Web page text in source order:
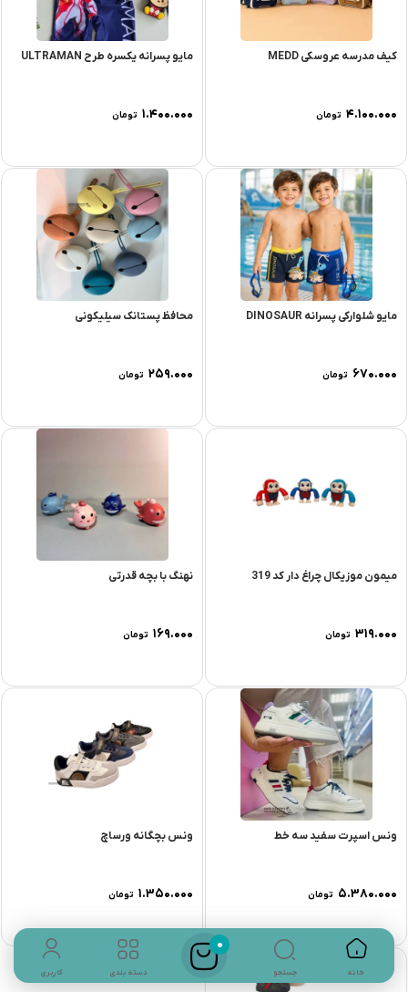
کیف مدرسه عروسکی MEDD
۴.۱۰۰.۰۰۰ تومان
مایو پسرانه یکسره طرح ULTRAMAN
۱.۴۰۰.۰۰۰ تومان
مایو شلوارکی پسرانه DINOSAUR
۶۷۰.۰۰۰ تومان
محافظ پستانک سیلیکونی
۲۵۹.۰۰۰ تومان
میمون موزیکال چراغ دار کد 319
۳۱۹.۰۰۰ تومان
نهنگ با بچه قدرتی
۱۶۹.۰۰۰ تومان
ونس اسپرت سفید سه خط
۵.۳۸۰.۰۰۰ تومان
ونس بچگانه ورساچ
۱.۳۵۰.۰۰۰ تومان
خانه جستجو
0
دسته بندی کاربری